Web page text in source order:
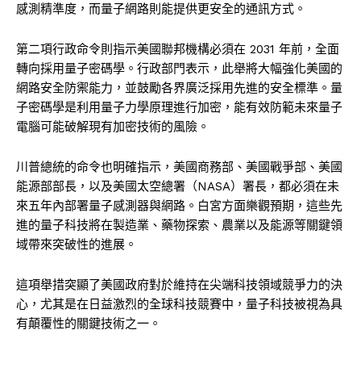
感測精準度，而量子網路則能提供更安全的通訊方式。
第二項行政命令則指示美國聯邦機構必須在 2031 年前，全面
轉向採用量子密碼學。行政部門表示，此舉將大幅強化美國的
網路安全防禦能力，並鼓勵各界廣泛採用先進的安全標準。量
子密碼學是利用量子力學原理進行加密，能有效防範未來量子
電腦可能破解現有加密技術的風險。
川普總統的命令也明確指示，美國商務部、美國戰爭部、美國
能源部部長，以及美國太空總署（NASA）署長，都必須在未
來五年內部署量子感測器與網路。白宮方面樂觀預期，這些先
進的量子科技將在製造業、藥物探索、農業以及能源等關鍵領
域帶來突破性的進展。
這項舉措突顯了美國政府對於維持在尖端科技領域競爭力的決
心，尤其是在日益激烈的全球科技競賽中，量子科技被視為具
有顛覆性的關鍵技術之一。